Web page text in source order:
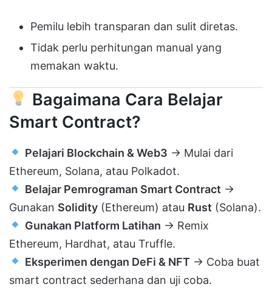
Pemilu lebih transparan dan sulit diretas.
Tidak perlu perhitungan manual yang
memakan waktu.
Bagaimana Cara Belajar
Smart Contract?
Pelajari Blockchain & Web3 → Mulai dari
Ethereum, Solana, atau Polkadot.
Belajar Pemrograman Smart Contract →
Gunakan Solidity (Ethereum) atau Rust (Solana).
Gunakan Platform Latihan → Remix
Ethereum, Hardhat, atau Truffle.
Eksperimen dengan DeFi & NFT→ Coba buat
smart contract sederhana dan uji coba.